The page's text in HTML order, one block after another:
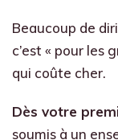
Beaucoup de
c’est « pour les
qui coûte cher.
Dès votre
soumis à un